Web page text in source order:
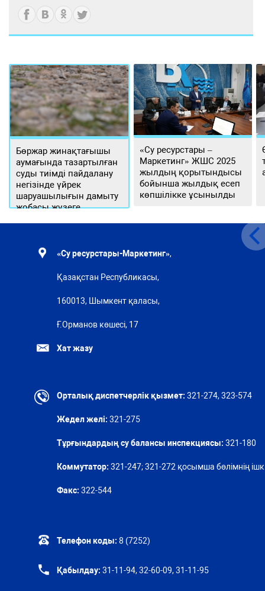
Бөржар жинақтағышы
аумағында тазартылған
суды тиімді пайдалану
негізінде үйрек
шаруашылығын дамыту
жобасы жүзеге
«Су ресурстары –
Маркетинг» ЖШС 2025
жылдың қорытындысы
бойынша жылдық есеп
көпшілікке ұсынылды
«Су ресурстары-Маркетинг»,
Қазақстан Республикасы,
160013, Шымкент қаласы,
Ғ.Орманов көшесі, 17
Хат жазу
Орталық диспетчерлік қызмет: 321-274, 323-574
Жедел желі: 321-275
Тұрғындардың су балансы инспекциясы: 321-180
Коммутатор: 321-247; 321-272 қосымша бөлімнің ішкі
Факс: 322-544
Телефон коды: 8 (7252)
Қабылдау: 31-11-94, 32-60-09, 31-11-95